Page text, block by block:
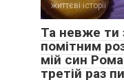
життєві історії
Та невже ти
помітним
мій син
третій раз